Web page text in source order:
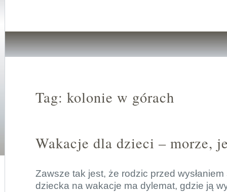
Tag: kolonie w górach
Wakacje dla dzieci – morze,
Zawsze tak jest, że rodzic przed
dziecka na wakacje ma dylemat, gdzie ją